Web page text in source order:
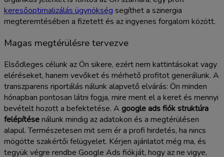
keresőoptimalizálás ügynökség segíthet a szinergia
megteremtésében a fizetett és az ingyenes forgalom között.
Magas megtérülésre tervezve
Elsődleges célunk az Ön sikere, ezért nem kattintásokat vagy
eléréseket, hanem vevőket és mérhető profitot generálunk. A
transzparens riportálás nálunk alapvető elvárás: Ön minden
hónapban pontosan látni fogja, mire ment el a keret és mennyi
bevételt hozott a befektetése. A google ads fiók struktúra
felépítésenálunk mindig az adatokon és a megtérülésen
alapul. Természetesen mit sem ér a profi hirdetés, ha nincs
mögötte szakértői felügyelet. Kérjen ajánlatot még ma, és
tegyük végre rendbe Google Ads fiókját, hogy az ne vigye,